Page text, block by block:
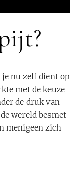
nu zelf dient op
met de keuze
de druk van
wereld besmet
menigeen zich